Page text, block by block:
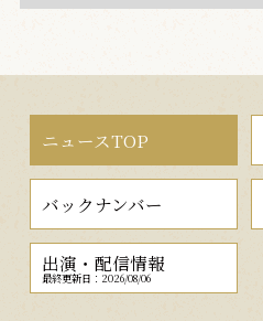
ニュースTOP
バックナンバー
出演・配信情報
最終更新日：2026/08/06